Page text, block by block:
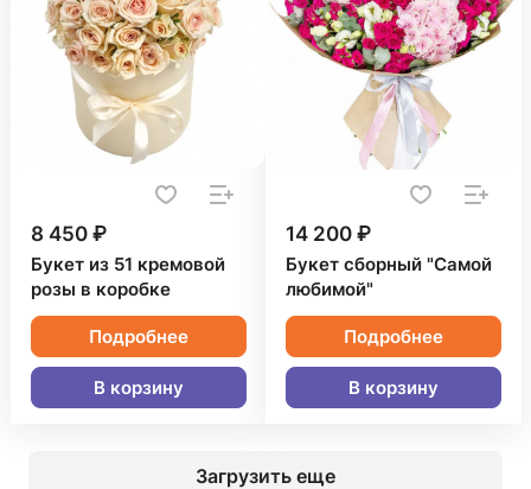
8 450 ₽
Букет из 51 кремовой
розы в коробке
Подробнее
В корзину
14 200 ₽
Букет сборный "Самой
любимой"
Подробнее
В корзину
Загрузить еще